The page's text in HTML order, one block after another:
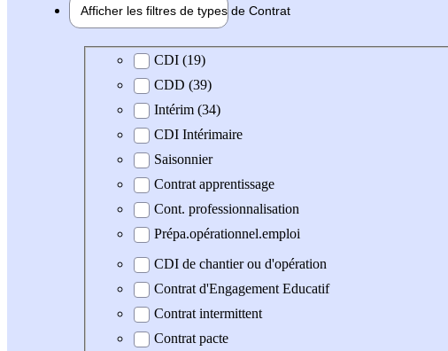
Afficher les filtres de types de Contrat
Type de contratCDI (19)
CDD (39)
Intérim (34)
CDI Intérimaire
Saisonnier
Contrat apprentissage
Cont. professionnalisation
Prépa.opérationnel.emploi
CDI de chantier ou d'opération
Contrat d'Engagement Educatif
Contrat intermittent
Contrat pacte